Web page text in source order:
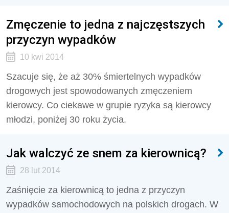
Zmęczenie to jedna z najczęstszych
przyczyn wypadków
10 kwi 2014
Szacuje się, że aż 30% śmiertelnych wypadków
drogowych jest spowodowanych zmęczeniem
kierowcy. Co ciekawe w grupie ryzyka są kierowcy
młodzi, poniżej 30 roku życia.
Jak walczyć ze snem za kierownicą?
28 lut 2014
Zaśnięcie za kierownicą to jedna z przyczyn
wypadków samochodowych na polskich drogach. W